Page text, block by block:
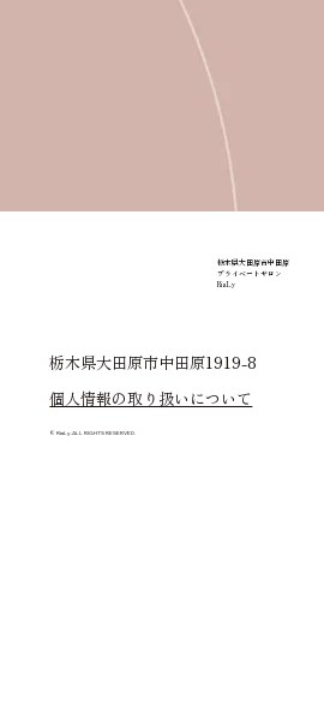
栃木県大田原市中田原1919-8
© RiaLy.ALL RIGHTS RESERVED.
栃木県大田原市中田原
プライベートサロン
RiaLy
個人情報の取り扱いについて